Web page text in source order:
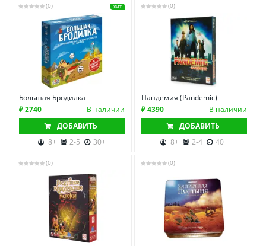
(0) ХИТ
Большая Бродилка
₽ 2740
В наличии
ДОБАВИТЬ
8+
2-5 30+
(0)
Пандемия (Pandemic)
₽ 4390
В наличии
ДОБАВИТЬ
8+
2-4 40+
(0) (0)